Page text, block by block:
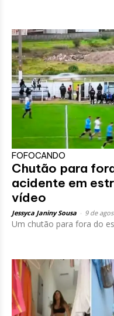
FOFOCANDO
Chutão para
acidente em
vídeo
Jessyca Janiny Sousa 9 de
Um chutão para fora do